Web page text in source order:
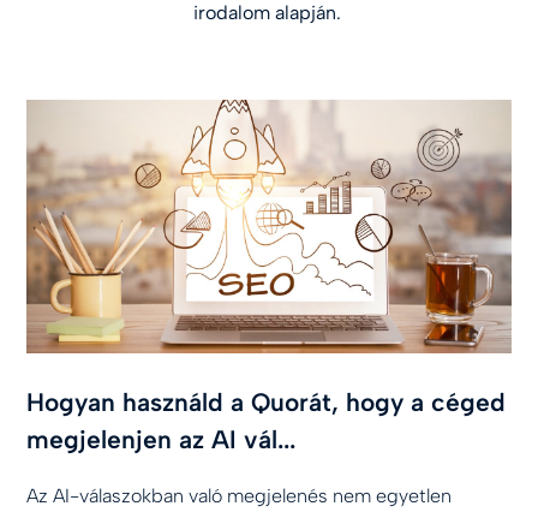
irodalom alapján.
Hogyan használd a Quorát, hogy a céged
megjelenjen az AI vál...
Az AI-válaszokban való megjelenés nem egyetlen